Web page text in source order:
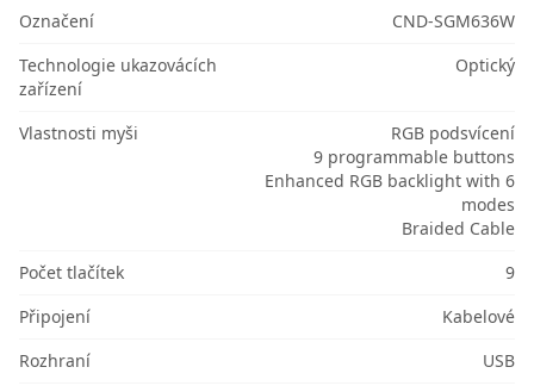
Označení
CND-SGM636W
Technologie ukazovácích
zařízení
Optický
Vlastnosti myši
RGB podsvícení
9 programmable buttons
Enhanced RGB backlight with 6
modes
Braided Cable
Počet tlačítek
9
Připojení
Kabelové
Rozhraní
USB